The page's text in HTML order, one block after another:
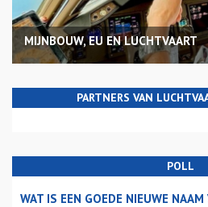
MIJNBOUW, EU EN LUCHTVAART
PARTNERS VAN
POLL
WAT IS EEN GOEDE NIEUWE